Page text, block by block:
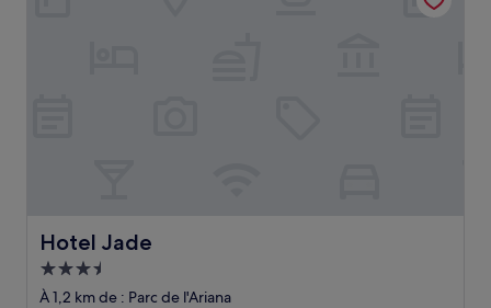
Hotel Jade
Hotel Jade
Hébergement
3.5 étoiles
À 1,2 km de : Parc de l'Ariana